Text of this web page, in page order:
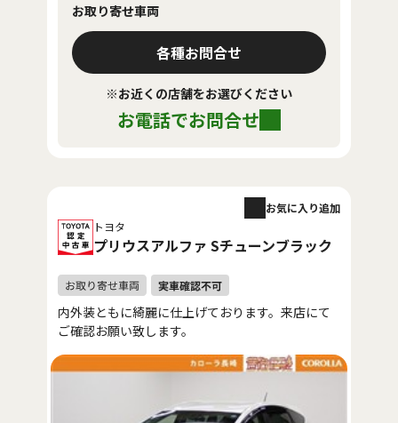
お取り寄せ車両
各種お問合せ
※お近くの店舗をお選びください
お電話でお問合せ
トヨタ
プリウスアルファ Sチューンブラック
お気に入り追加
内外装ともに綺麗に仕上げております。来店にて
ご確認お願い致します。